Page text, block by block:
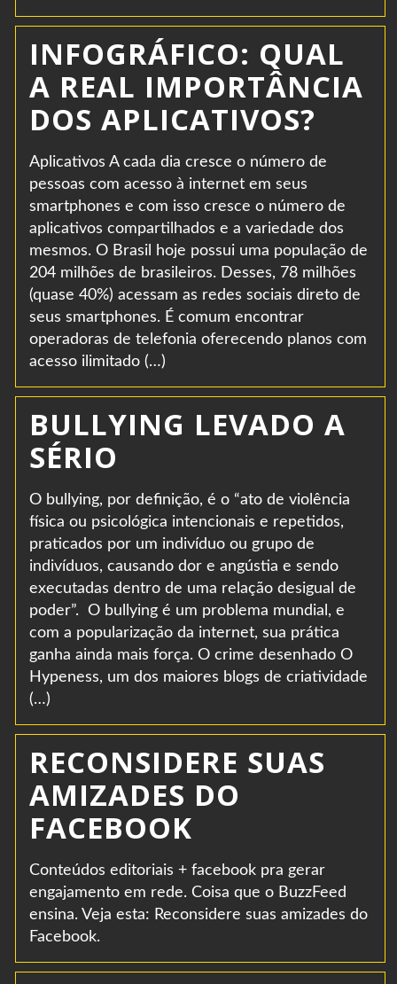
INFOGRÁFICO: QUAL
A REAL IMPORTÂNCIA
DOS APLICATIVOS?
Aplicativos A cada dia cresce o número de
pessoas com acesso à internet em seus
smartphones e com isso cresce o número de
aplicativos compartilhados e a variedade dos
mesmos. O Brasil hoje possui uma população de
204 milhões de brasileiros. Desses, 78 milhões
(quase 40%) acessam as redes sociais direto de
seus smartphones. É comum encontrar
operadoras de telefonia oferecendo planos com
acesso ilimitado (…)
BULLYING LEVADO A
SÉRIO
O bullying, por definição, é o “ato de violência
física ou psicológica intencionais e repetidos,
praticados por um indivíduo ou grupo de
indivíduos, causando dor e angústia e sendo
executadas dentro de uma relação desigual de
poder”. O bullying é um problema mundial, e
com a popularização da internet, sua prática
ganha ainda mais força. O crime desenhado O
Hypeness, um dos maiores blogs de criatividade
(…)
RECONSIDERE SUAS
AMIZADES DO
FACEBOOK
Conteúdos editoriais + facebook pra gerar
engajamento em rede. Coisa que o BuzzFeed
ensina. Veja esta: Reconsidere suas amizades do
Facebook.